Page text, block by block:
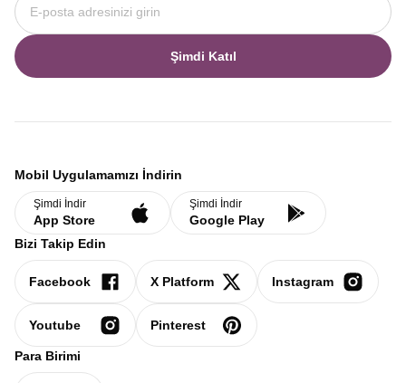
Şimdi Katıl
Mobil Uygulamamızı İndirin
Şimdi İndir
App Store
Şimdi İndir
Google Play
Bizi Takip Edin
Facebook X Platform Instagram
Youtube Pinterest
Para Birimi